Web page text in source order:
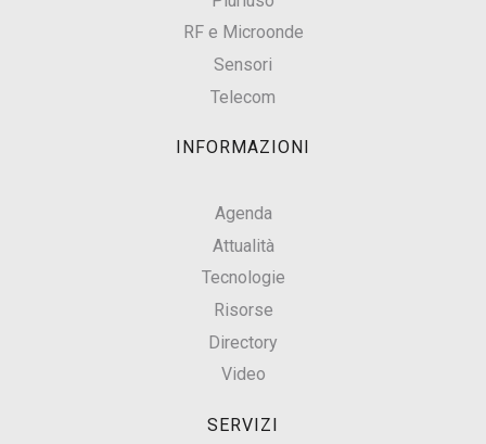
RF e Microonde
Sensori
Telecom
INFORMAZIONI
Agenda
Attualità
Tecnologie
Risorse
Directory
Video
SERVIZI